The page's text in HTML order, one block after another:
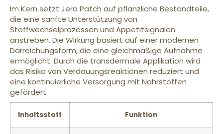
Im Kern setzt Jera Patch auf pflanzliche Bestandteile,
die eine sanfte Unterstützung von
Stoffwechselprozessen und Appetitsignalen
anstreben. Die Wirkung basiert auf einer modernen
Darreichungsform, die eine gleichmäßige Aufnahme
ermöglicht. Durch die transdermale Applikation wird
das Risiko von Verdauungsreaktionen reduziert und
eine kontinuierliche Versorgung mit Nährstoffen
gefördert.
Inhaltsstoff Funktion